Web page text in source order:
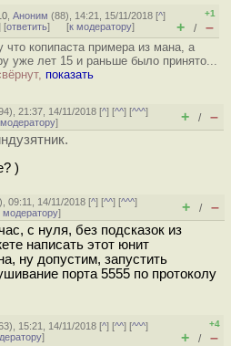
,Аноним (88), 14:21, 15/11/2018 [^]
[ответить] [к модератору]
+1
+ / –
что копипаста примера из мана, а
уже лет 15 и раньше было принято...
показать
), 21:37, 14/11/2018 [^] [^^] [^^^]
] + / –
)
), 09:11, 14/11/2018 [^] [^^] [^^^]
модератору] + / –
с нуля, без подсказок из
написать этот юнит
ну допустим, запустить
порта 5555 по протоколу
), 15:21, 14/11/2018 [^] [^^] [^^^]
]
+4
+ / –